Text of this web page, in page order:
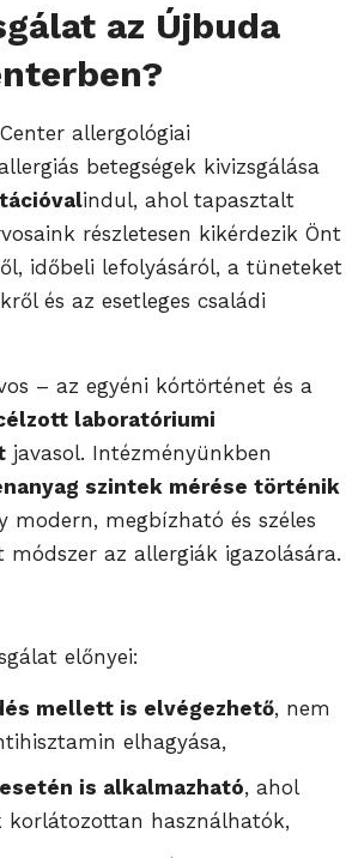
az Újbuda
allergológiai
betegségek kivizsgálása
indul, ahol tapasztalt
részletesen kikérdezik Önt
időbeli lefolyásáról, a tüneteket
és az esetleges családi
– az egyéni kórtörténet és a
laboratóriumi
javasol. Intézményünkben
szintek mérése történik
modern, megbízható és széles
az allergiák igazolására.
előnyei:
mellett is elvégezhető, nem
elhagyása,
is alkalmazható, ahol
korlátozottan használhatók,